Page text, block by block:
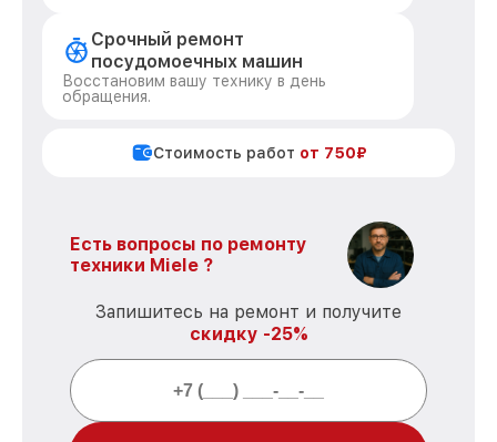
Срочный ремонт
посудомоечных машин
Восстановим вашу технику в день
обращения.
Стоимость работ от 750₽
Есть вопросы по ремонту
техники Miele ?
Запишитесь на ремонт и получите
скидку -25%